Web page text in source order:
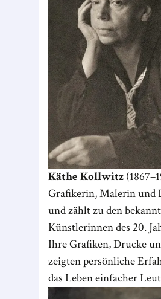
Käthe Kollwitz
Grafikerin, Malerin und
und zählt zu den
Künstlerinnen des 20.
Ihre Grafiken, Drucke
zeigten persönliche
das Leben einfacher